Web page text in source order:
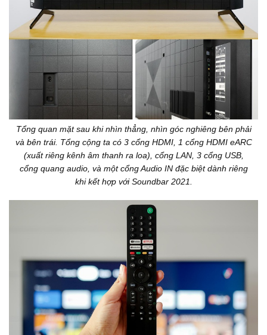
Tổng quan mặt sau khi nhìn thẳng, nhìn góc nghiêng bên phải
và bên trái. Tổng cộng ta có 3 cổng HDMI, 1 cổng HDMI eARC
(xuất riêng kênh âm thanh ra loa), cổng LAN, 3 cổng USB,
cổng quang audio, và một cổng Audio IN đặc biệt dành riêng
khi kết hợp với Soundbar 2021.